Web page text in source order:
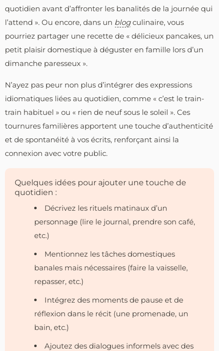
quotidien avant d’affronter les banalités de la journée qui
l’attend ». Ou encore, dans un blogculinaire, vous
pourriez partager une recette de « délicieux pancakes, un
petit plaisir domestique à déguster en famille lors d’un
dimanche paresseux ».
N’ayez pas peur non plus d’intégrer des expressions
idiomatiques liées au quotidien, comme « c’est le train-
train habituel » ou « rien de neuf sous le soleil ». Ces
tournures familières apportent une touche d’authenticité
et de spontanéité à vos écrits, renforçant ainsi la
connexion avec votre public.
Quelques idées pour ajouter une touche de
quotidien :
Décrivez les rituels matinaux d’un
personnage (lire le journal, prendre son café,
etc.)
Mentionnez les tâches domestiques
banales mais nécessaires (faire la vaisselle,
repasser, etc.)
Intégrez des moments de pause et de
réflexion dans le récit (une promenade, un
bain, etc.)
Ajoutez des dialogues informels avec des